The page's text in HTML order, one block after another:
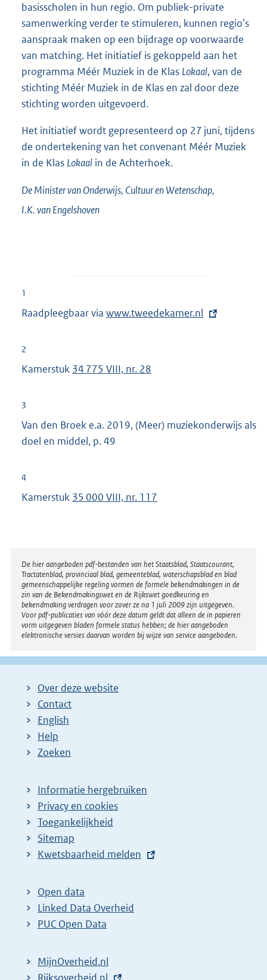
basisscholen in hun regio. Om publiek-private
samenwerking verder te stimuleren, kunnen regio’s
aanspraak maken op een bijdrage op voorwaarde
van matching. Het initiatief is gekoppeld aan het
programma Méér Muziek in de Klas Lokaal, van de
stichting Méér Muziek in de Klas en zal door deze
stichting worden uitgevoerd.
Het initiatief wordt gepresenteerd op 27 juni, tijdens
de ondertekening van het convenant Méér Muziek
in de Klas Lokaal in de Achterhoek.
De Minister van Onderwijs, Cultuur en Wetenschap,
I.K. vanEngelshoven
1
Raadpleegbaar via E
r
l
i
www.tweedekamer.nl
2
Kamerstuk 34 775 VIII, nr. 28
3
Van den Broek e.a. 2019, (Meer) muziekonderwijs als
doel en middel, p. 49
4
Kamerstuk 35 000 VIII, nr. 117
Disclaimer
De hier aangeboden pdf-bestanden van het Staatsblad, Staatscourant,
Tractatenblad, provinciaal blad, gemeenteblad, waterschapsblad en blad
gemeenschappelijke regeling vormen de formele bekendmakingen in de
zin van de Bekendmakingswet en de Rijkswet goedkeuring en
bekendmaking verdragen voor zover ze na 1 juli 2009 zijn uitgegeven.
Voor pdf-publicaties van vóór deze datum geldt dat alleen de in papieren
vorm uitgegeven bladen formele status hebben; de hier aangeboden
elektronische versies daarvan worden bij wijze van service aangeboden.
Over deze website
Contact
English
Help
Zoeken
Informatie hergebruiken
Privacy en cookies
Toegankelijkheid
Sitemap
E
t
e
r
l
Kwetsbaarheid melden
Open data
Linked Data Overheid
PUC Open Data
MijnOverheid.nl